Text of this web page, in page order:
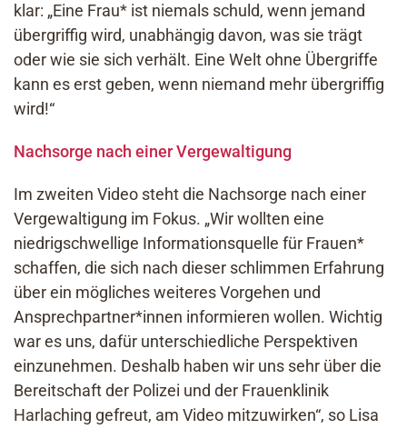
klar: „Eine Frau* ist niemals schuld, wenn jemand
übergriffig wird, unabhängig davon, was sie trägt
oder wie sie sich verhält. Eine Welt ohne Übergriffe
kann es erst geben, wenn niemand mehr übergriffig
wird!“
Nachsorge nach einer Vergewaltigung
Im zweiten Video steht die Nachsorge nach einer
Vergewaltigung im Fokus. „Wir wollten eine
niedrigschwellige Informationsquelle für Frauen*
schaffen, die sich nach dieser schlimmen Erfahrung
über ein mögliches weiteres Vorgehen und
Ansprechpartner*innen informieren wollen. Wichtig
war es uns, dafür unterschiedliche Perspektiven
einzunehmen. Deshalb haben wir uns sehr über die
Bereitschaft der Polizei und der Frauenklinik
Harlaching gefreut, am Video mitzuwirken“, so Lisa